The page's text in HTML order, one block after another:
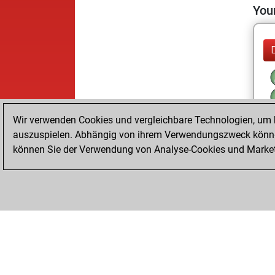
Wir verwenden Cookies und vergleichbare Technologien,
auszuspielen. Abhängig von ihrem Verwendungszweck
können Sie der Verwendung von Analyse-Cookies und